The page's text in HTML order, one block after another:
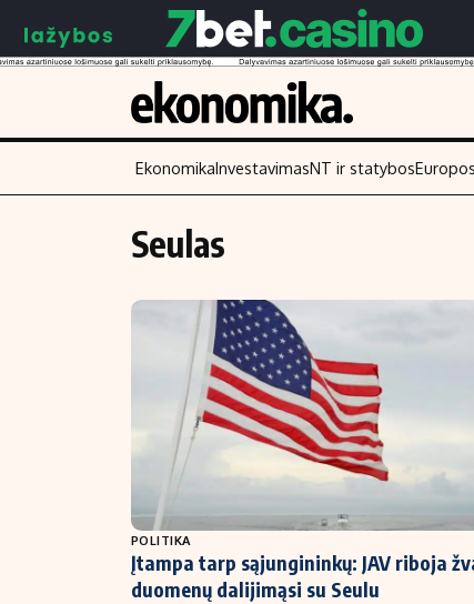
Turinys
Naujienos
Energetika
Ekonomika
NT ir statybos
Finansai
Žemės ūkis
Technologijos
Laisvalaikis
EkonomikaInvestavimasNT ir statybos
Seulas
POLITIKA
Įtampa tarp sąjungininkų: JAV riboja
duomenų dalijimąsi su Seulu